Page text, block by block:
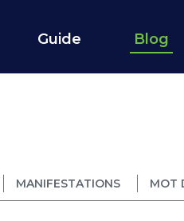
Guide Blog
MANIFESTATIONS MOT